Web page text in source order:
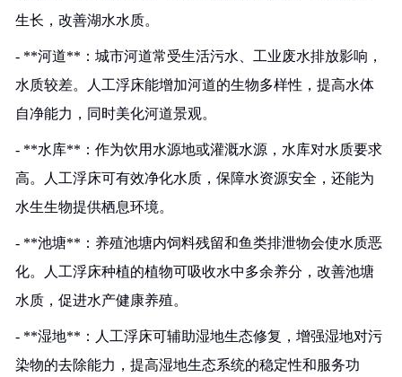
生长，改善湖水水质。
- **河道**：城市河道常受生活污水、工业废水排放影响，
水质较差。人工浮床能增加河道的生物多样性，提高水体
自净能力，同时美化河道景观。
- **水库**：作为饮用水源地或灌溉水源，水库对水质要求
高。人工浮床可有效净化水质，保障水资源安全，还能为
水生生物提供栖息环境。
- **池塘**：养殖池塘内饲料残留和鱼类排泄物会使水质恶
化。人工浮床种植的植物可吸收水中多余养分，改善池塘
水质，促进水产健康养殖。
- **湿地**：人工浮床可辅助湿地生态修复，增强湿地对污
染物的去除能力，提高湿地生态系统的稳定性和服务功